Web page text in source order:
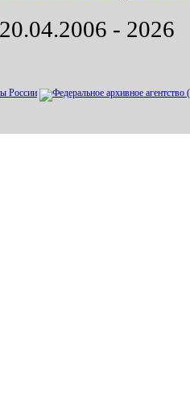
- 2026